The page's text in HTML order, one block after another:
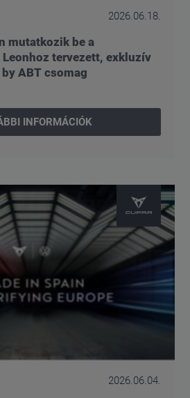
2026.06.18.
mutatkozik be a
Leonhoz tervezett, exkluzív
by ABT csomag
INFORMÁCIÓK
2026.06.04.